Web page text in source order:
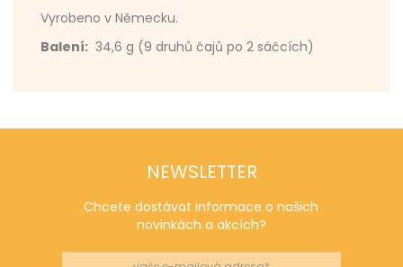
Vyrobeno v Německu.
Balení: 34,6 g (9 druhů čajů po 2 sáčcích)
NEWSLETTER
Chcete dostávat informace o našich
novinkách a akcích?